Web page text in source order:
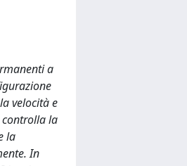
a
velocità e
controlla la
la
In